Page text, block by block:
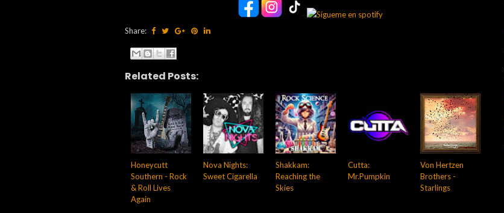
Share:
Related Posts:
Honeycutt
Southern - Rock
& Roll Lives
Again
Nova Nights:
Sweet Cigarella
Shakkam:
Reaching the
Skies
Cutta:
Mr.Pumpkin
Von Hertzen
Brothers -
Starlings